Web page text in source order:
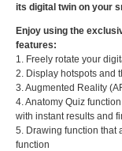
its digital twin on your
Enjoy using the
features:
1. Freely rotate your
2. Display hotspots and
3. Augmented Reality
4. Anatomy Quiz
with instant results and
5. Drawing function that
function